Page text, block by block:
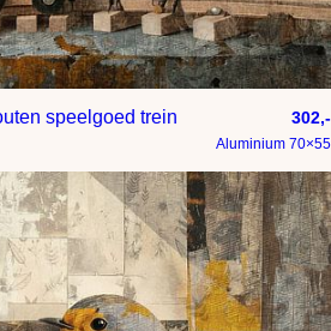
speelgoed trein 302,-
Aluminium 70×55